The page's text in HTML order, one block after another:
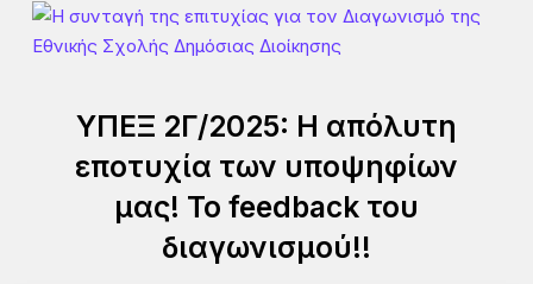
ΥΠΕΞ 2Γ/2025: Η απόλυτη
εποτυχία των υποψηφίων
μας! Το feedback του
διαγωνισμού!!